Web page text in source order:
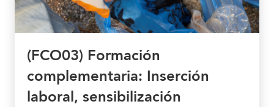
(FCO03) Formación
complementaria: Inserción
laboral, sensibilización